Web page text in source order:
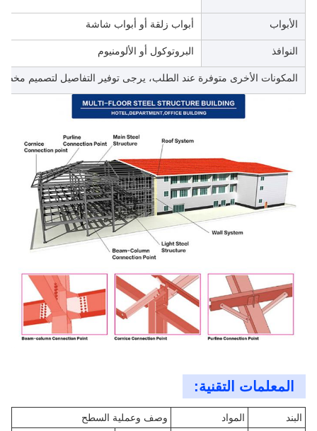
الأبواب أبواب زلقة أو أبواب شاشة
النوافذ البروتوكول أو الألومنيوم
المكونات الأخرى متوفرة عند الطلب، يرجى توفير التفاصيل لتصميم
المعلمات التقنية:
البند المواد وصف وعملية السطح